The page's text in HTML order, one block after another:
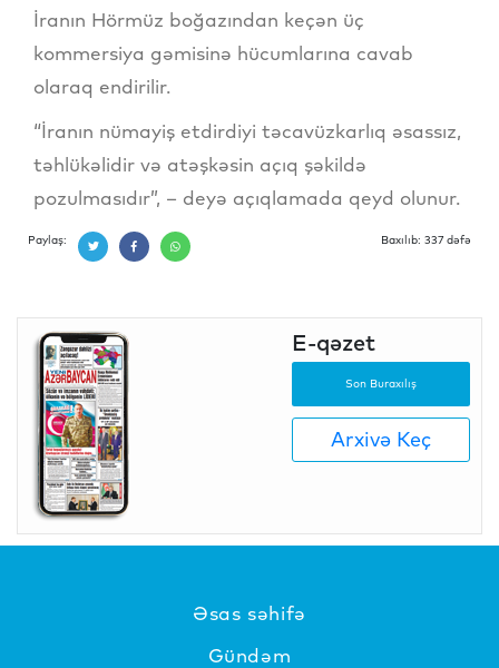
İranın Hörmüz boğazından keçən üç
kommersiya gəmisinə hücumlarına cavab
olaraq endirilir.
“İranın nümayiş etdirdiyi təcavüzkarlıq əsassız,
təhlükəlidir və atəşkəsin açıq şəkildə
pozulmasıdır”, – deyə açıqlamada qeyd olunur.
Paylaş: Baxılıb: 337 dəfə
E-qəzet
Son Buraxılış
Arxivə Keç
Əsas səhifə
Gündəm